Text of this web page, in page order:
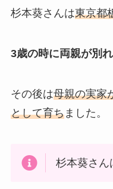
杉本葵さんは東京都
3歳の時に両親が別
その後は母親の実家
として育ちました。
杉本葵さん